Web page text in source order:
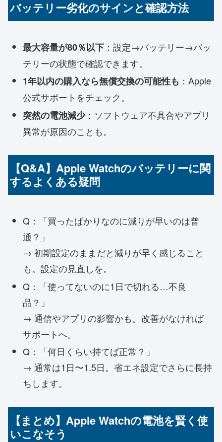
バッテリー劣化のサインと確認方法
最大容量が80％以下：設定→バッテリー→バッ
テリーの状態で確認できます。
1年以内の購入なら無償交換の可能性も ：Apple
公式サポートをチェック。
突然の電池減少：ソフトウェア不具合やアプリ
異常が原因のことも。
【Q&A】Apple Watchのバッテリーに関
するよくある疑問
Q：「買ったばかりなのに減りが早いのは普
通？」
→ 初期設定のままだと減りが早く感じること
も。設定の見直しを。
Q：「使ってないのに1日で切れる…不良
品？」
→ 通信やアプリの影響かも。改善がなければ
サポートへ。
Q：「何日くらい持てば正常？」
→ 通常は1日〜1.5日。省エネ設定でさらに長持
ちします。
【まとめ】Apple Watchの電池を賢く使
いこなそう